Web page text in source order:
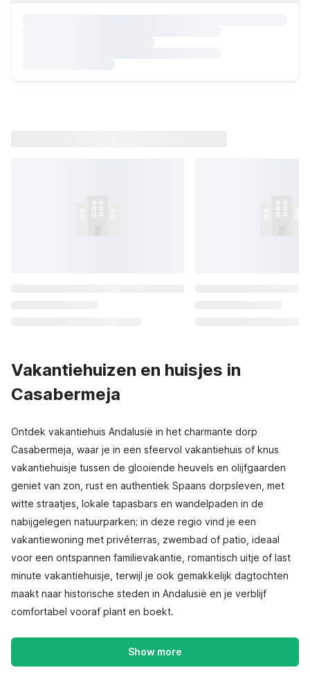
Vakantiehuizen en huisjes in
Casabermeja
Ontdek vakantiehuis Andalusië in het charmante dorp
Casabermeja, waar je in een sfeervol vakantiehuis of knus
vakantiehuisje tussen de glooiende heuvels en olijfgaarden
geniet van zon, rust en authentiek Spaans dorpsleven, met
witte straatjes, lokale tapasbars en wandelpaden in de
nabijgelegen natuurparken; in deze regio vind je een
vakantiewoning met privéterras, zwembad of patio, ideaal
voor een ontspannen familievakantie, romantisch uitje of last
minute vakantiehuisje, terwijl je ook gemakkelijk dagtochten
maakt naar historische steden in Andalusië en je verblijf
comfortabel vooraf plant en boekt.
Show more